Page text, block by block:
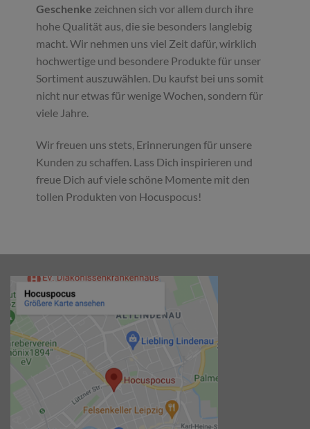
Geschenke zeichnen sich vor allem durch ihre
hohe Qualität aus, die sie besonders langlebig
macht. Wir nehmen uns viel Zeit dafür, wirklich
hochwertige und besondere Produkte für unser
Sortiment auszuwählen. Du kaufst bei uns somit
nicht nur etwas für wenige Wochen, sondern für
viele Jahre.
Wir freuen uns stets, Erinnerungen für unsere
Kunden zu schaffen. Lass Dich inspirieren und
freue Dich auf viele schöne Momente mit den
tollen Produkten von Hocuspocus!